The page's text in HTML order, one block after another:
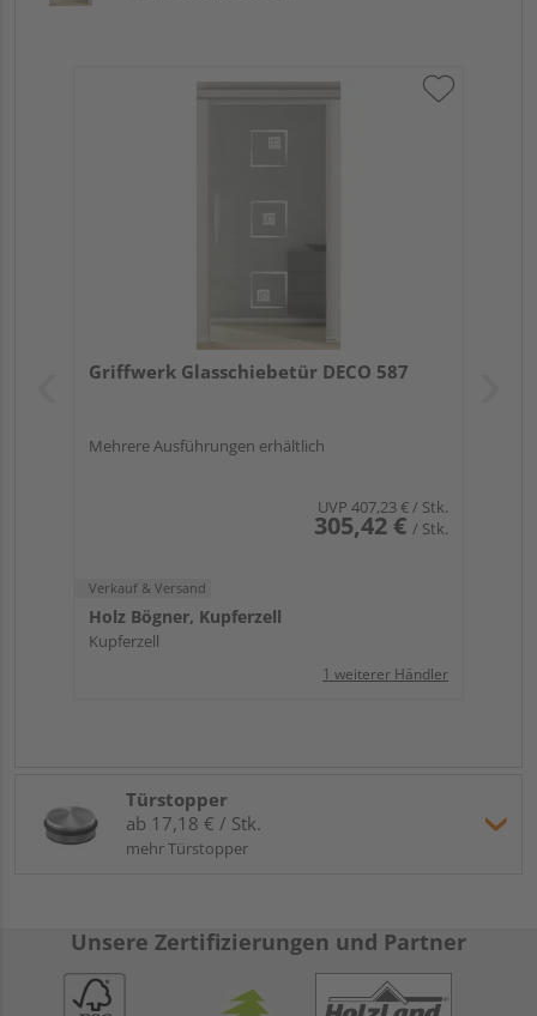
Griffwerk Glasschiebetür DECO 587
Mehrere Ausführungen erhältlich
UVP 407,23 €/ Stk.
305,42 € / Stk.
Verkauf & Versand
Holz Bögner, Kupferzell
Kupferzell
1 weiterer Händler
Türstopper
ab 17,18 € / Stk.
mehr Türstopper
Unsere Zertifizierungen und Partner